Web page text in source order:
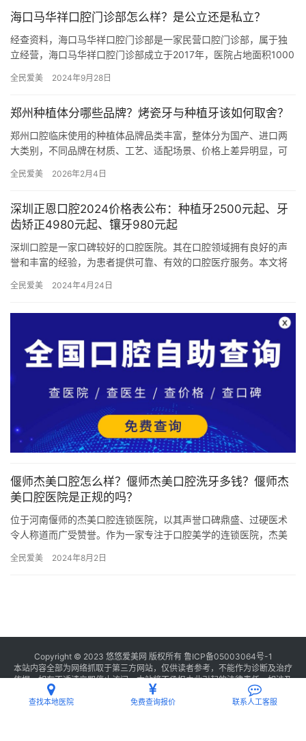
海口马华祥口腔门诊部怎么样？是公立还是私立？
经查资料，海口马华祥口腔门诊部是一家民营口腔门诊部，属于独
立经营，海口马华祥口腔门诊部成立于2017年，医院占地面积1000
全民爱美 2024年9月28日
郑州种植体分哪些品牌？烤瓷牙与种植牙该如何取舍？
郑州口腔临床使用的种植体品牌品类丰富，整体分为国产、进口两
大类别，不同品牌在材质、工艺、适配场景、价格上差异明显，可
物相容…
全民爱美 2026年2月4日
深圳正恩口腔2024价格表公布：种植牙2500元起、牙
齿矫正4980元起、镶牙980元起
深圳口腔是一家口碑较好的口腔医院。其在口腔领域拥有良好的声
誉和丰富的经验，为患者提供可靠、有效的口腔医疗服务。本文将
深…
全民爱美 2024年4月24日
偃师杰美口腔怎么样？偃师杰美口腔洗牙多钱？偃师杰
美口腔医院是正规的吗？
位于河南偃师的杰美口腔连锁医院，以其声誉口碑鼎盛、过硬医术
令人称道而广受赞誉。作为一家专注于口腔美学的连锁医院，杰美
口腔医…
全民爱美 2024年8月2日
Copyright © 2023 悠悠爱美网 版权所有 鲁ICP备05003064号-1
本站内容全部为网络抓取于第三方网站，仅供读者参考，不能作为诊断及治疗
依据，如有不适请立即停止访问，本站将不承担由此引起的法律责任。如涉及
联系我们
查找本地医院 免费查询报价 联系人工客服